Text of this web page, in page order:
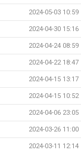
2024-05-03 10:59
2024-04-30 15:16
2024-04-24 08:59
2024-04-22 18:47
2024-04-15 13:17
2024-04-15 10:52
2024-04-06 23:05
2024-03-26 11:00
2024-03-11 12:14